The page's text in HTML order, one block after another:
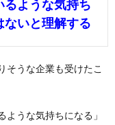
ような気持ち
いと理解する
そうな企業も受けたこ
うな気持ちになる」